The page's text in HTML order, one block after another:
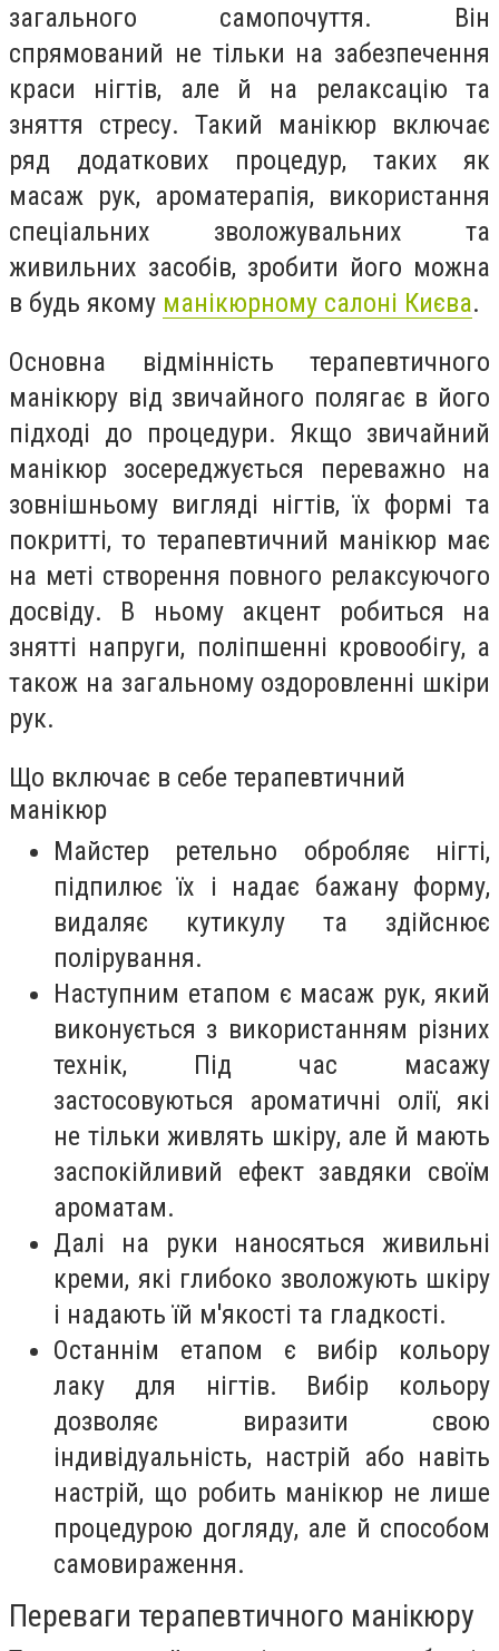
загального самопочуття. Він
спрямований не тільки на забезпечення
краси нігтів, але й на релаксацію та
зняття стресу. Такий манікюр включає
ряд додаткових процедур, таких як
масаж рук, ароматерапія, використання
спеціальних зволожувальних та
живильних засобів, зробити його можна
в будь якому манікюрному салоні Києва.
Основна відмінність терапевтичного
манікюру від звичайного полягає в його
підході до процедури. Якщо звичайний
манікюр зосереджується переважно на
зовнішньому вигляді нігтів, їх формі та
покритті, то терапевтичний манікюр має
на меті створення повного релаксуючого
досвіду. В ньому акцент робиться на
знятті напруги, поліпшенні кровообігу, а
також на загальному оздоровленні шкіри
рук.
Що включає в себе терапевтичний
манікюр
Майстер ретельно обробляє нігті,
підпилює їх і надає бажану форму,
видаляє кутикулу та здійснює
полірування.
Наступним етапом є масаж рук, який
виконується з використанням різних
технік, Під час масажу
застосовуються ароматичні олії, які
не тільки живлять шкіру, але й мають
заспокійливий ефект завдяки своїм
ароматам.
Далі на руки наносяться живильні
креми, які глибоко зволожують шкіру
і надають їй м'якості та гладкості.
Останнім етапом є вибір кольору
лаку для нігтів. Вибір кольору
дозволяє виразити свою
індивідуальність, настрій або навіть
настрій, що робить манікюр не лише
процедурою догляду, але й способом
самовираження.
Переваги терапевтичного манікюру